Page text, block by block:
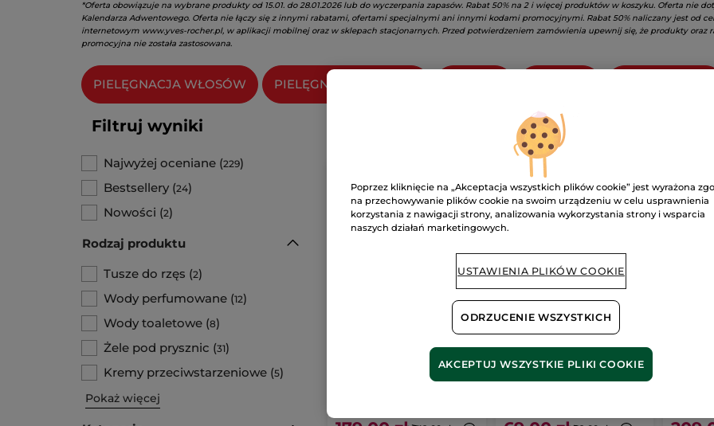
*Oferta obowiązuje na wybrane produkty od 15.01. do 28.01.2026 lub do wyczerpania zapasów. Rabat 50% na 2 i więcej produktów w koszyku. Oferta nie
Kalendarza Adwentowego. Oferta nie łączy się z innymi rabatami, ofertami specjalnymi ani innymi kodami promocyjnymi. Rabat 50% naliczany jest od
internetowym www.yves-rocher.pl, w aplikacji mobilnej oraz w sklepach stacjonarnych. Przed potwierdzeniem zamówienia upewnij się, że produkty oraz
promocyjna nie została zastosowana.
PIELĘGNACJA WŁOSÓW PIELĘGNACJA TWARZY
Filtruj wyniki
Najwyżej oceniane (229)
Bestsellery (24)
Nowości (2)
Rodzaj produktu
Tusze do rzęs (2)
Wody perfumowane (12)
Wody toaletowe (8)
Żele pod prysznic (31)
Kremy przeciwstarzeniowe (5)
Pokaż więcej
toaletowa 100 ml
Tusz do rzęs
metamorphose
intensywna objętość
7.8 ml - 3 kolory
Poprzez kliknięcie na „Akceptacja wszystkich plików cookie” jest wyrażona
na przechowywanie plików cookie na swoim urządzeniu w celu usprawnienia
korzystania z nawigacji strony, analizowania wykorzystania strony i wsparcia
naszych działań marketingowych.
USTAWIENIA PLIKÓW COOKIE
ODRZUCENIE WSZYSTKICH
AKCEPTUJ WSZYSTKIE PLIKI COOKIE